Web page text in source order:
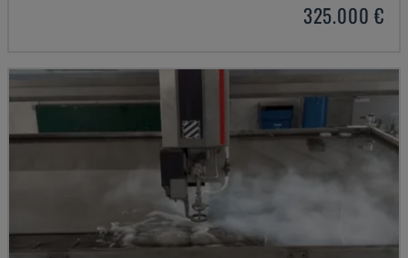
325.000 €